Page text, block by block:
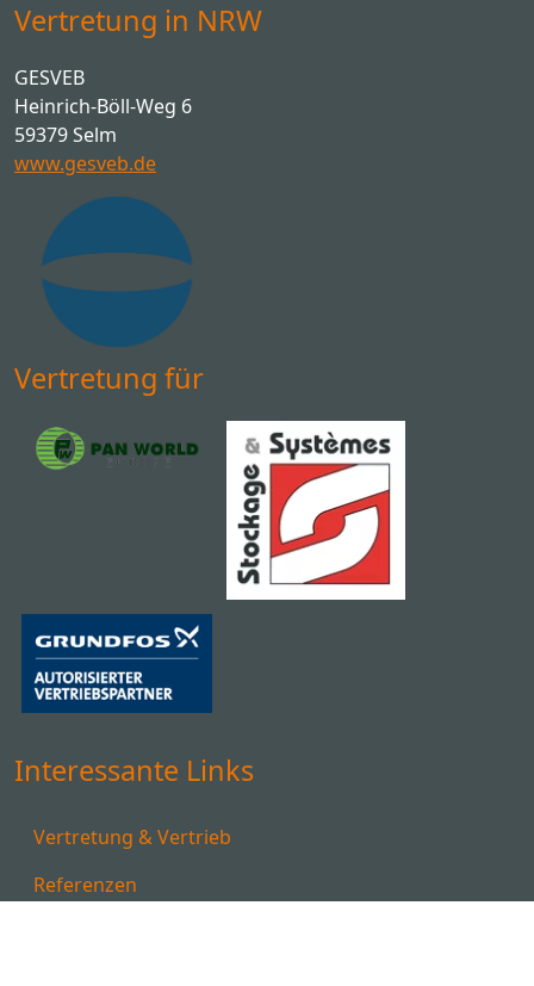
Vertretung in NRW
GESVEB
Heinrich-Böll-Weg 6
59379 Selm
www.gesveb.de
Vertretung für
Interessante Links
Vertretung & Vertrieb
Referenzen